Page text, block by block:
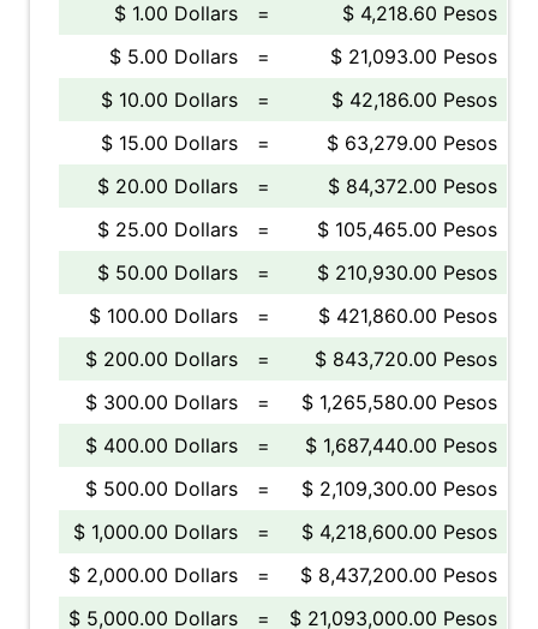
$ 1.00 Dollars =
$ 4,218.60 Pesos
$ 5.00 Dollars
=
$ 21,093.00 Pesos
$ 10.00 Dollars
=
$ 42,186.00 Pesos
$ 15.00 Dollars
=
$ 63,279.00 Pesos
$ 20.00 Dollars
=
$ 84,372.00 Pesos
$ 25.00 Dollars
=
$ 105,465.00 Pesos
$ 50.00 Dollars
=
$ 210,930.00 Pesos
$ 100.00 Dollars
=
$ 421,860.00 Pesos
$ 200.00 Dollars
=
$ 843,720.00 Pesos
$ 300.00 Dollars
=
$ 1,265,580.00 Pesos
$ 400.00 Dollars
=
$ 1,687,440.00 Pesos
$ 500.00 Dollars
=
$ 2,109,300.00 Pesos
$ 1,000.00 Dollars
=
$ 4,218,600.00 Pesos
$ 2,000.00 Dollars
=
$ 8,437,200.00 Pesos
$ 5,000.00 Dollars
= $ 21,093,000.00 Pesos